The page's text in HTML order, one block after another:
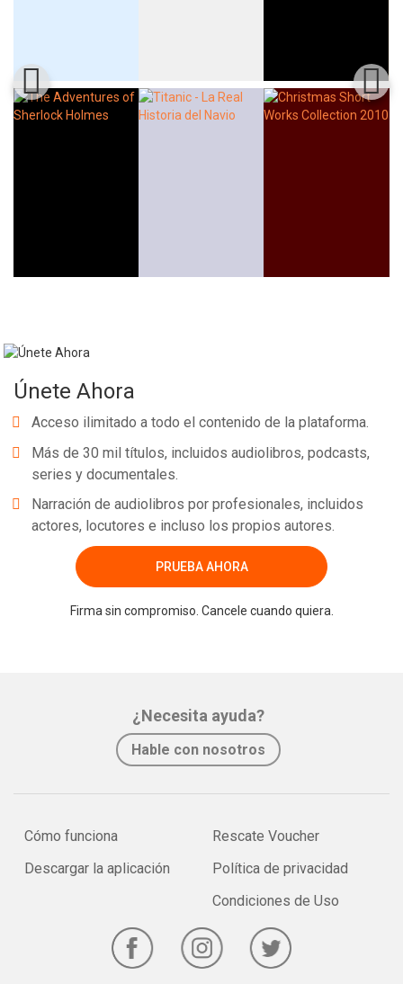
Únete Ahora
Acceso ilimitado a todo el contenido de la plataforma.
Más de 30 mil títulos, incluidos audiolibros, podcasts,
series y documentales.
Narración de audiolibros por profesionales, incluidos
actores, locutores e incluso los propios autores.
PRUEBA AHORA
Firma sin compromiso. Cancele cuando quiera.
¿Necesita ayuda?
Hable con nosotros
Cómo funciona
Descargar la aplicación
Rescate Voucher
Política de privacidad
Condiciones de Uso